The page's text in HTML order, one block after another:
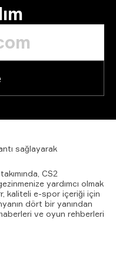
sağlayarak
CS2
yardımcı olmak
kaliteli e-spor içeriği için
dört bir yanından
ve oyun rehberleri